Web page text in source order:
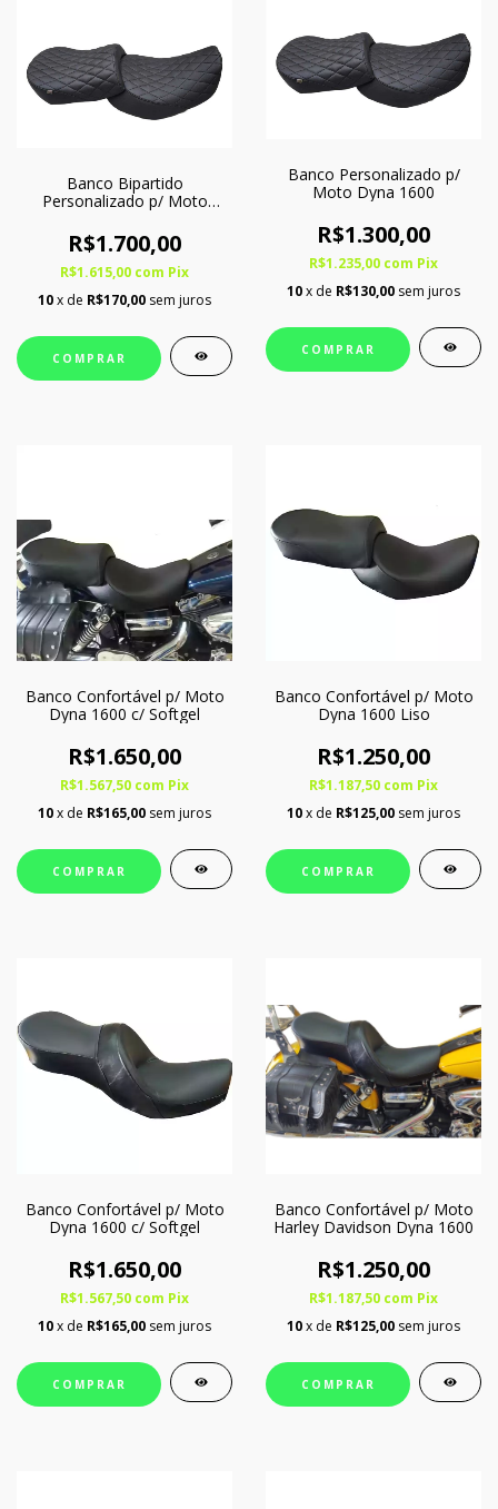
Banco Bipartido
Personalizado p/ Moto
Softgel
R$1.700,00
R$1.615,00 com Pix
10x de R$170,00 sem juros
COMPRAR
Banco Personalizado p/
Moto Dyna 1600
R$1.300,00
R$1.235,00 com Pix
10x de R$130,00 sem juros
COMPRAR
Banco Confortável p/ Moto
Dyna 1600 c/ Softgel
R$1.650,00
R$1.567,50 com Pix
10x de R$165,00 sem juros
COMPRAR
Banco Confortável p/ Moto
Dyna 1600 Liso
R$1.250,00
R$1.187,50 com Pix
10x de R$125,00 sem juros
COMPRAR
Banco Confortável p/ Moto
Dyna 1600 c/ Softgel
R$1.650,00
R$1.567,50 com Pix
10x de R$165,00 sem juros
COMPRAR
Banco Confortável p/ Moto
Harley Davidson Dyna 1600
R$1.250,00
R$1.187,50 com Pix
10x de R$125,00 sem juros
COMPRAR